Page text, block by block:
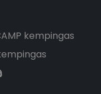
kempingas